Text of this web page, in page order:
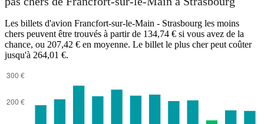
Les billets d'avion Francfort-sur-le-Main - Strasbourg les moins
chers peuvent être trouvés à partir de 134,74 € si vous avez de la
chance, ou 207,42 € en moyenne. Le billet le plus cher peut coûter
jusqu'à 264,01 €.